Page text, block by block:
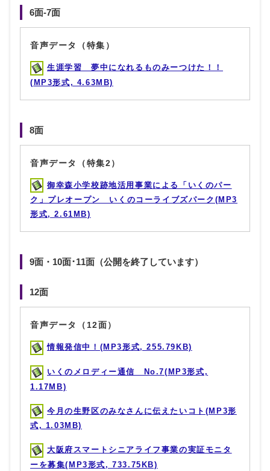
6面-7面
音声データ（特集）
生涯学習 夢中になれるものみーつけた！！
(MP3形式, 4.63MB)
8面
音声データ（特集2）
御幸森小学校跡地活用事業による「いくのパー
ク」プレオープン いくのコーライブズパーク(MP3
形式, 2.61MB)
9面・10面･11面（公開を終了しています）
12面
音声データ（12面）
情報発信中！(MP3形式, 255.79KB)
いくのメロディー通信 No.7(MP3形式,
1.17MB)
今月の生野区のみなさんに伝えたいコト(MP3形
式, 1.03MB)
大阪府スマートシニアライフ事業の実証モニタ
ーを募集(MP3形式, 733.75KB)